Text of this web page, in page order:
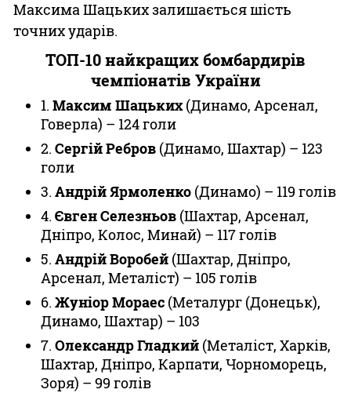
Максима Шацьких залишається шість
точних ударів.
ТОП-10 найкращих бомбардирів
чемпіонатів України
1. Максим Шацьких(Динамо, Арсенал,
Говерла) – 124 голи
2. Сергій Ребров (Динамо, Шахтар) – 123
голи
3. Андрій Ярмоленко (Динамо) – 119 голів
4. Євген Селезньов (Шахтар, Арсенал,
Дніпро, Колос, Минай) – 117 голів
5. Андрій Воробей (Шахтар, Дніпро,
Арсенал, Металіст) – 105 голів
6. Жуніор Мораес (Металург (Донецьк),
Динамо, Шахтар) – 103
7. Олександр Гладкий (Металіст, Харків,
Шахтар, Дніпро, Карпати, Чорноморець,
Зоря) – 99 голів